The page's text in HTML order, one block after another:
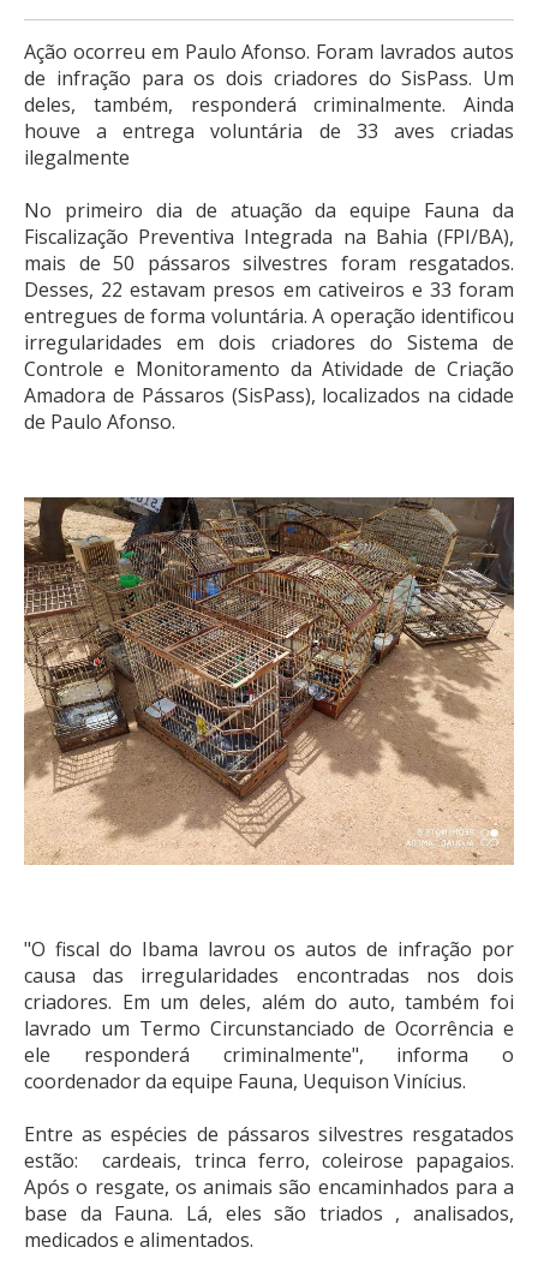
Ação ocorreu em Paulo Afonso. Foram lavrados autos
de infração para os dois criadores do SisPass. Um
deles, também, responderá criminalmente. Ainda
houve a entrega voluntária de 33 aves criadas
ilegalmente
No primeiro dia de atuação da equipe Fauna da
Fiscalização Preventiva Integrada na Bahia (FPI/BA),
mais de 50 pássaros silvestres foram resgatados.
Desses, 22 estavam presos em cativeiros e 33 foram
entregues de forma voluntária. A operação identificou
irregularidades em dois criadores do Sistema de
Controle e Monitoramento da Atividade de Criação
Amadora de Pássaros (SisPass), localizados na cidade
de Paulo Afonso.
"O fiscal do Ibama lavrou os autos de infração por
causa das irregularidades encontradas nos dois
criadores. Em um deles, além do auto, também foi
lavrado um Termo Circunstanciado de Ocorrência e
ele responderá criminalmente", informa o
coordenador da equipe Fauna, Uequison Vinícius.
Entre as espécies de pássaros silvestres resgatados
estão: cardeais, trinca ferro, coleirose papagaios.
Após o resgate, os animais são encaminhados para a
base da Fauna. Lá, eles são triados , analisados,
medicados e alimentados.